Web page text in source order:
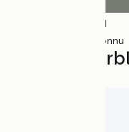
(96%) Glad
(4%) Inconnu
Vind uw